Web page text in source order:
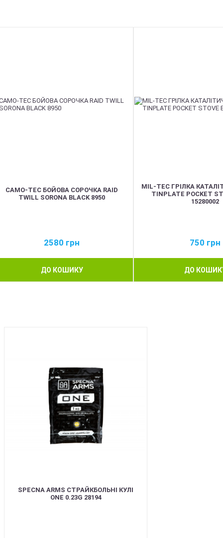
CAMO-TEC БОЙОВА СОРОЧКА RAID
TWILL SORONA BLACK 8950
2580 грн
ДО КОШИКУ
MIL-TEC ГРІЛКА
TINPLATE POCKET
15280002
750 грн
ДО
SPECNA ARMS СТРАЙКБОЛЬНІ КУЛІ
ONE 0.23G 28194